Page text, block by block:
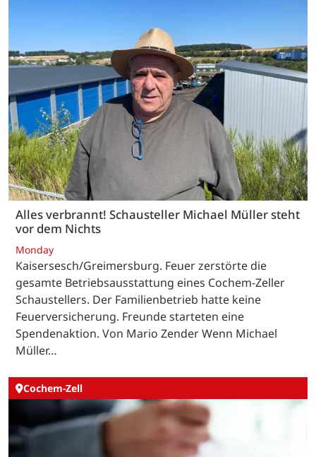
Alles verbrannt! Schausteller Michael Müller steht
vor dem Nichts
Monday
Kaisersesch/Greimersburg. Feuer zerstörte die
gesamte Betriebsausstattung eines Cochem-Zeller
Schaustellers. Der Familienbetrieb hatte keine
Feuerversicherung. Freunde starteten eine
Spendenaktion. Von Mario Zender Wenn Michael
Müller…
Cochem-Zell